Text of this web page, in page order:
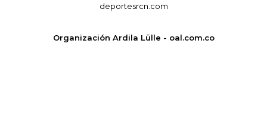
deportesrcn.com
Organización Ardila Lülle - oal.com.co